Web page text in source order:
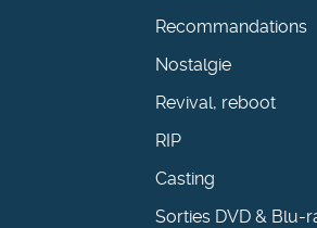
Recommandations
Nostalgie
Revival, reboot
RIP
Casting
Sorties DVD & Blu-